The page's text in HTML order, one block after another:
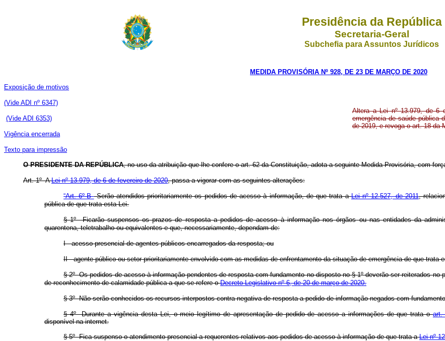
Presidência da República
Secretaria-Geral
Subchefia para Assuntos Jurídicos
MEDIDA PROVISÓRIA Nº 928, DE 23 DE MARÇO DE 2020
Exposição de motivos
(Vide ADI nº 6347)
(Vide ADI 6353)
Vigência encerrada
Texto para impressão
Altera a Lei nº 13.979, de 6
emergência de saúde pública
de 2019, e revoga o art. 18 da
O PRESIDENTE DA REPÚBLICA, no uso da atribuição que lhe confere o art. 62 da Constituição, adota a seguinte Medida Provisória, com
Art. 1º ALei nº 13.979, de 6 de fevereiro de 2020, passa a vigorar com as seguintes alterações:
“Art. 6º-BSerão atendidos prioritariamente os pedidos de acesso à informação, de que trata aLei nº 12.527, de 2011,
pública de que trata esta Lei.
§ 1º Ficarão suspensos os prazos de resposta a pedidos de acesso à informação nos órgãos ou nas entidades da
quarentena, teletrabalho ou equivalentes e que, necessariamente, dependam de:
I - acesso presencial de agentes públicos encarregados da resposta; ou
II - agente público ou setor prioritariamente envolvido com as medidas de enfrentamento da situação de emergência de que trata
§ 2º Os pedidos de acesso à informação pendentes de resposta com fundamento no disposto no § 1º deverão ser reiterados
de reconhecimento de calamidade pública a que se refere oDecreto Legislativo nº 6, de 20 de março de 2020.
§ 3º Não serão conhecidos os recursos interpostos contra negativa de resposta a pedido de informação negados com
§ 4º Durante a vigência desta Lei, o meio legítimo de apresentação de pedido de acesso a informações de que trata oart.
disponível na internet.
§ 5º Fica suspenso o atendimento presencial a requerentes relativos aos pedidos de acesso à informação de que trata aLei nº